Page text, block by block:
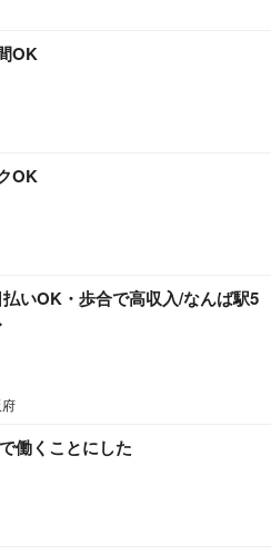
OK
OK
いOK・歩合で高収入/なんば駅5
働くことにした